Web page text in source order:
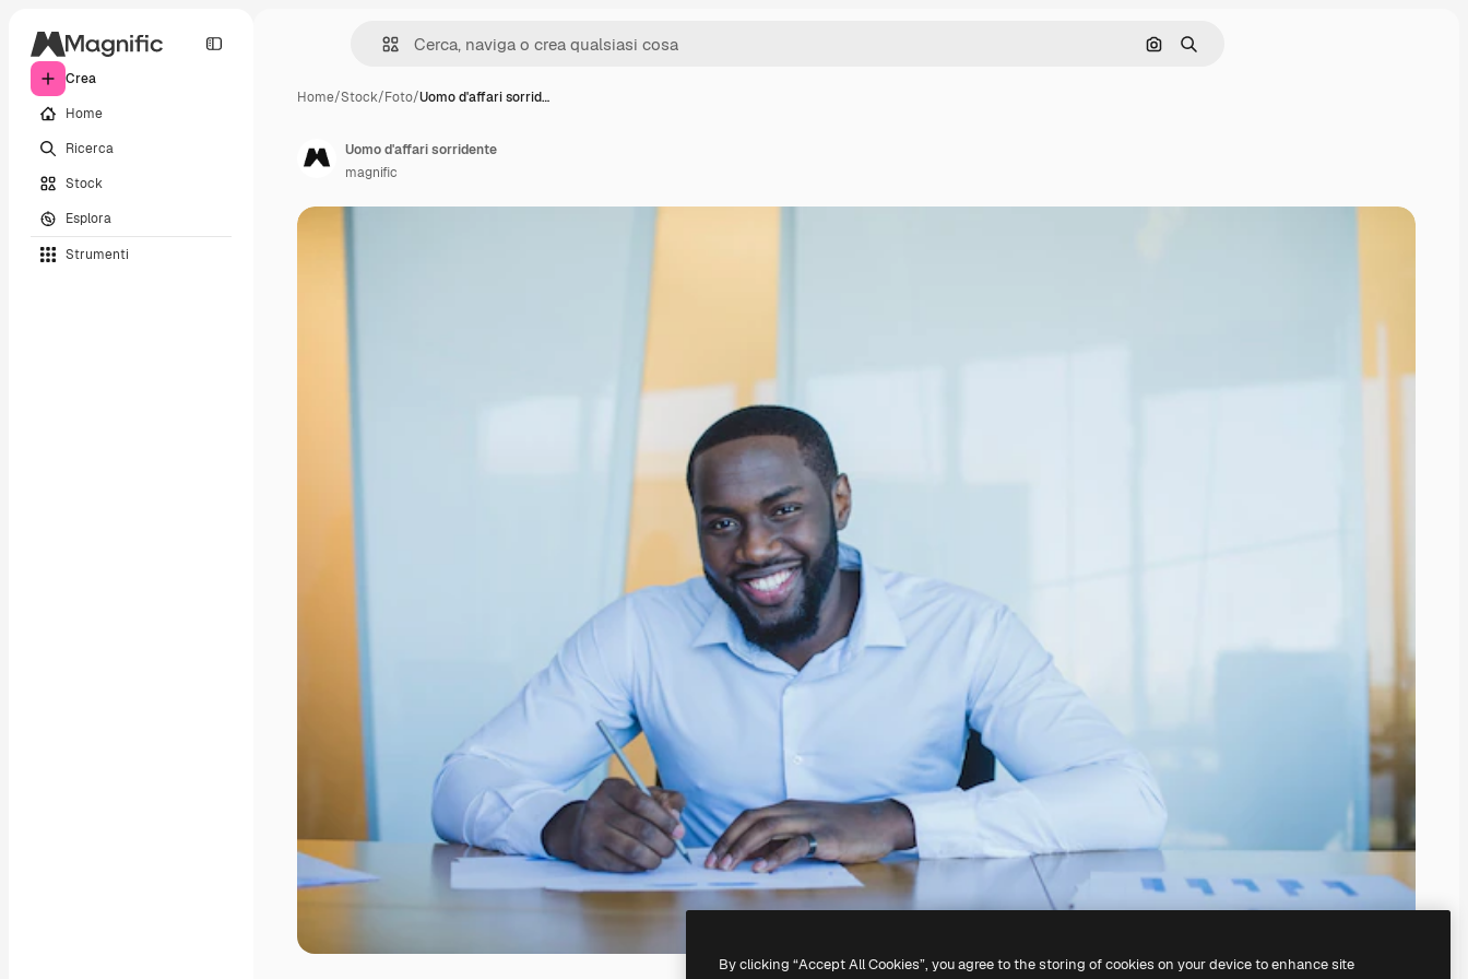
Crea
Home
Ricerca
Stock
Esplora
Strumenti
Cerca per immagine
Ricerca
Home/Stock/Foto/Uomo d'affari sorrid…
Uomo d'affari sorridente
magnific
By clicking “Accept All Cookies”, you agree to the storing of cookies on your device to enhance site